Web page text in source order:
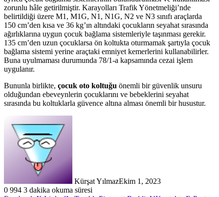
zorunlu hâle getirilmiştir. Karayolları Trafik Yönetmeliği’nde
belirtildiği üzere M1, M1G, N1, N1G, N2 ve N3 sınıfı araçlarda
150 cm’den kısa ve 36 kg’ın altındaki çocukların seyahat sırasında
ağırlıklarına uygun çocuk bağlama sistemleriyle taşınması gerekir.
135 cm’den uzun çocuklarsa ön koltukta oturmamak şartıyla çocuk
bağlama sistemi yerine araçtaki emniyet kemerlerini kullanabilirler.
Buna uyulmaması durumunda 78/1-a kapsamında cezai işlem
uygulanır.
Bununla birlikte, çocuk oto koltuğu önemli bir güvenlik unsuru
olduğundan ebeveynlerin çocuklarını ve bebeklerini seyahat
sırasında bu koltuklarla güvence altına alması önemli bir husustur.
Kürşat YılmazEkim 1, 2023
0 994 3 dakika okuma süresi